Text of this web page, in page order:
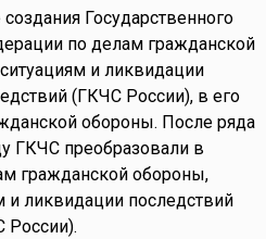
Государственного
по делам гражданской
и ликвидации
(ГКЧС России), в его
обороны. После ряда
ГКЧС преобразовали в
гражданской обороны,
ликвидации последствий
России).